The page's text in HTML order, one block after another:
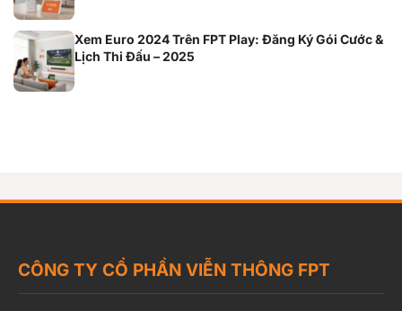
Xem Euro 2024 Trên FPT Play: Đăng Ký Gói Cước &
Lịch Thi Đấu – 2025
CÔNG TY CỔ PHẦN VIỄN THÔNG FPT